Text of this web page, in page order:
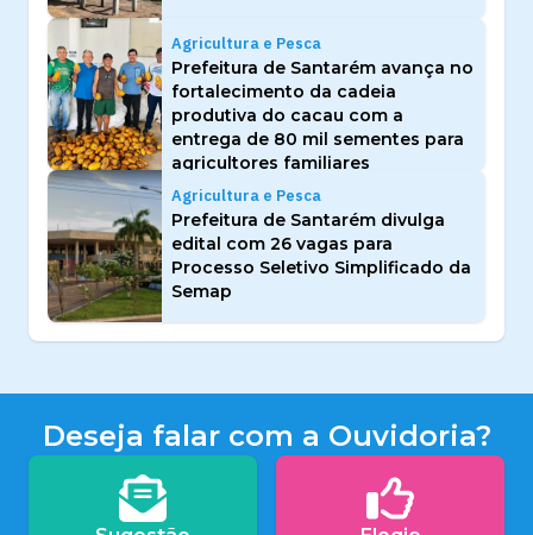
Agricultura e Pesca
Prefeitura de Santarém avança no
fortalecimento da cadeia
produtiva do cacau com a
entrega de 80 mil sementes para
agricultores familiares
Agricultura e Pesca
Prefeitura de Santarém divulga
edital com 26 vagas para
Processo Seletivo Simplificado da
Semap
Deseja falar com a Ouvidoria?